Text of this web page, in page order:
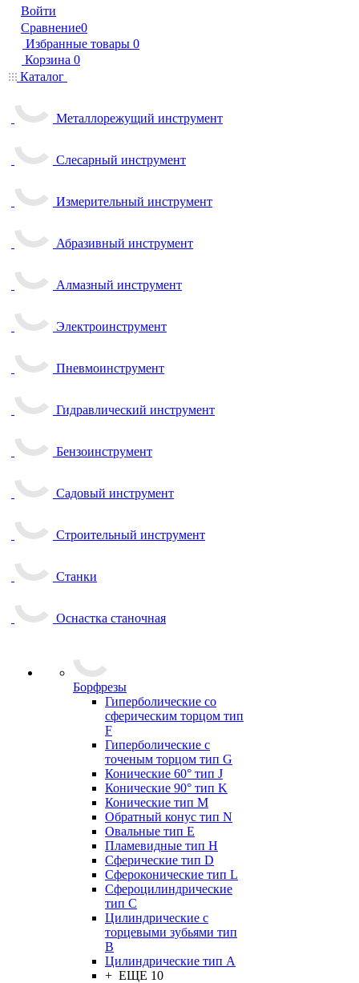
Войти
Сравнение0
Избранные товары 0
Корзина 0
Каталог
Металлорежущий инструмент
Слесарный инструмент
Измерительный инструмент
Абразивный инструмент
Алмазный инструмент
Электроинструмент
Пневмоинструмент
Гидравлический инструмент
Бензоинструмент
Садовый инструмент
Строительный инструмент
Станки
Оснастка станочная
Борфрезы
Гиперболические cо
сферическим торцом тип
F
Гиперболические с
точеным торцом тип G
Конические 60° тип J
Конические 90° тип K
Конические тип M
Обратный конус тип N
Овальные тип E
Пламевидные тип H
Сферические тип D
Сфероконические тип L
Сфероцилиндрические
тип C
Цилиндрические с
торцевыми зубьями тип
B
Цилиндрические тип А
+ ЕЩЕ 10